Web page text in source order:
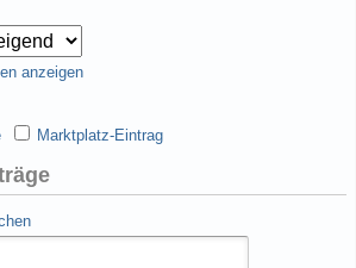
anzeigen
Marktplatz-Eintrag